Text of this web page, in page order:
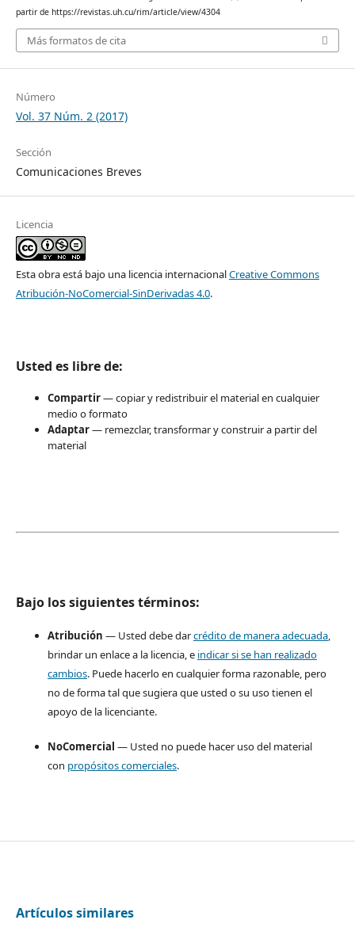
partir de https://revistas.uh.cu/rim/article/view/4304
Más formatos de cita
Número
Vol. 37 Núm. 2 (2017)
Sección
Comunicaciones Breves
Licencia
Esta obra está bajo una licencia internacionalCreative Commons
Atribución-NoComercial-SinDerivadas 4.0.
Usted es libre de:
Compartir— copiar y redistribuir el material en cualquier
medio o formato
Adaptar— remezclar, transformar y construir a partir del
material
Bajo los siguientes términos:
Atribución — Usted debe darcrédito de manera adecuada,
brindar un enlace a la licencia, e indicar si se han realizado
cambios. Puede hacerlo en cualquier forma razonable, pero
no de forma tal que sugiera que usted o su uso tienen el
apoyo de la licenciante.
NoComercial — Usted no puede hacer uso del material
con propósitos comerciales.
Artículos similares